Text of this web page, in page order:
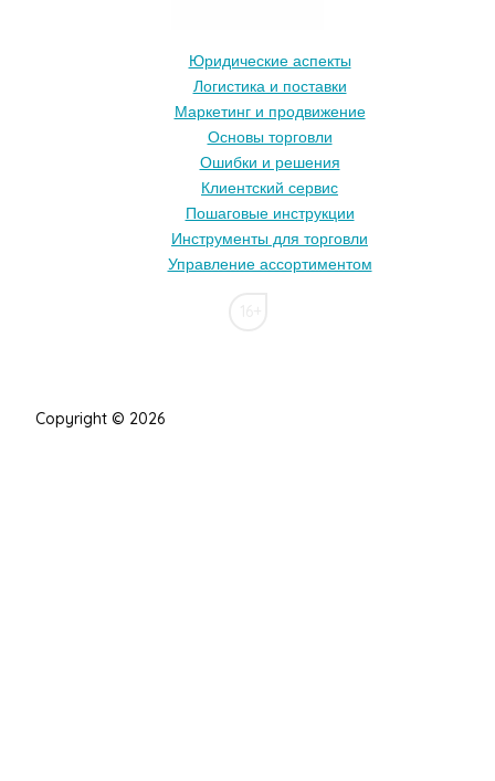
Юридические аспекты
Логистика и поставки
Маркетинг и продвижение
Основы торговли
Ошибки и решения
Клиентский сервис
Пошаговые инструкции
Инструменты для торговли
Управление ассортиментом
Copyright © 2026